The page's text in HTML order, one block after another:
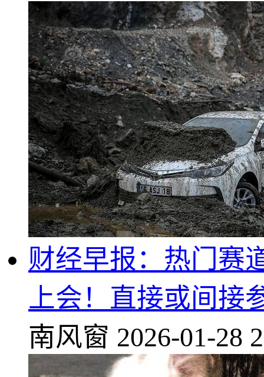
财经早报：热门赛
上会！直接或间接
南风窗 2026-01-28